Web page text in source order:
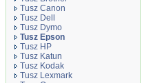
Tusz Canon
Tusz Dell
Tusz Dymo
Tusz Epson
Tusz HP
Tusz Katun
Tusz Kodak
Tusz Lexmark